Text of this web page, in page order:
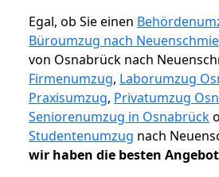
Egal, ob Sie einen
Büroumzug nach
von Osnabrück nach
Firmenumzug, Laborumzug
Praxisumzug, Privatumzug
Seniorenumzug in Osnabrück
Studentenumzug nach
wir haben die besten